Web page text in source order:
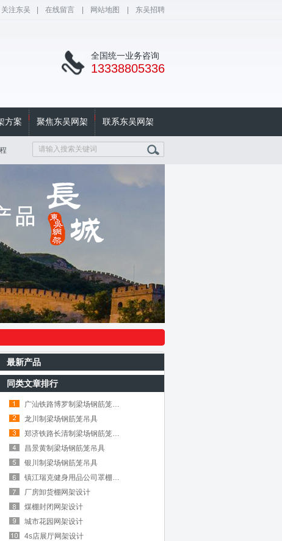
关注东吴 在线留言 网站地图 东吴招聘
全国统一业务咨询
13338805336
方案 聚焦东吴网架 联系东吴网架
最新产品
同类文章排行
广汕铁路博罗制梁场钢筋笼吊具
龙川制梁场钢筋笼吊具
郑济铁路长清制梁场钢筋笼吊具
昌景黄制梁场钢筋笼吊具
银川制梁场钢筋笼吊具
镇江瑞克健身用品公司罩棚网架工程
厂房卸货棚网架设计
煤棚封闭网架设计
城市花园网架设计
4s店展厅网架设计